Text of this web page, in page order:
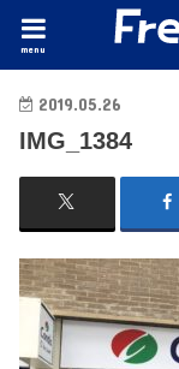
menu
2019.05.26
IMG_1384